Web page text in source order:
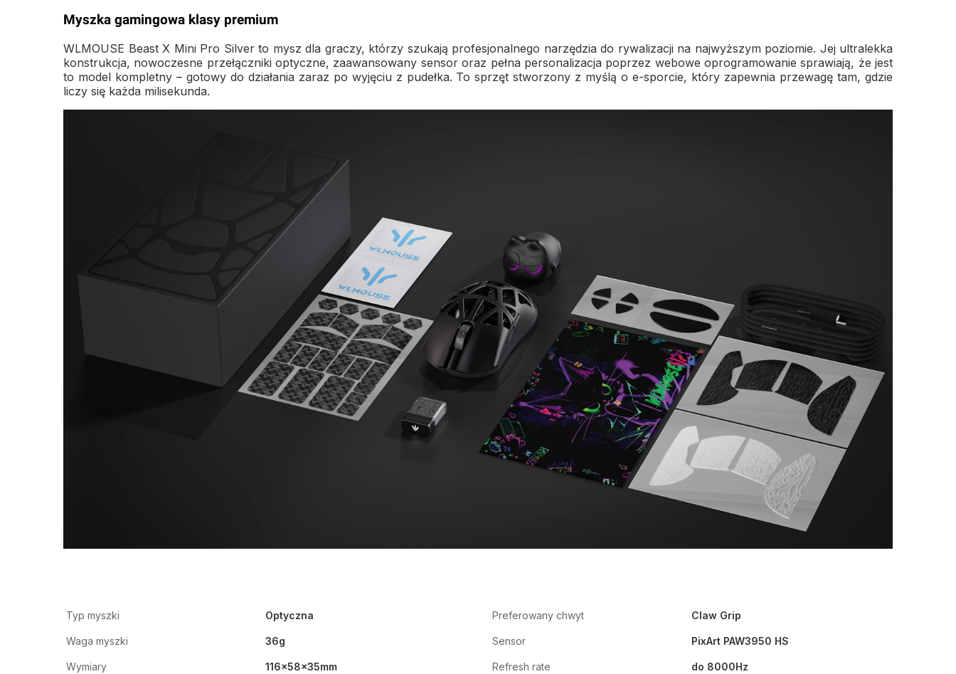
Myszka gamingowa klasy premium
WLMOUSE Beast X Mini Pro Silver to mysz dla graczy, którzy szukają profesjonalnego narzędzia do rywalizacji na najwyższym poziomie. Jej ultralekka
konstrukcja, nowoczesne przełączniki optyczne, zaawansowany sensor oraz pełna personalizacja poprzez webowe oprogramowanie sprawiają, że jest
to model kompletny – gotowy do działania zaraz po wyjęciu z pudełka. To sprzęt stworzony z myślą o e-sporcie, który zapewnia przewagę tam, gdzie
liczy się każda milisekunda.
Typ myszki Optyczna Preferowany chwyt Claw Grip
Waga myszki 36g Sensor PixArt PAW3950 HS
Wymiary 116x58x35mm Refresh rate do 8000Hz